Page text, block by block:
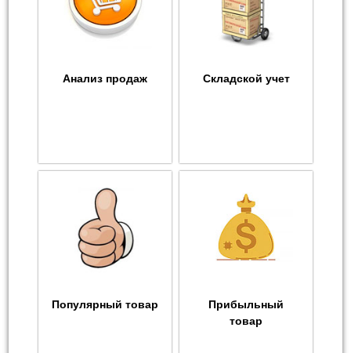
Анализ продаж Складской учет
Популярный товар
Прибыльный
товар